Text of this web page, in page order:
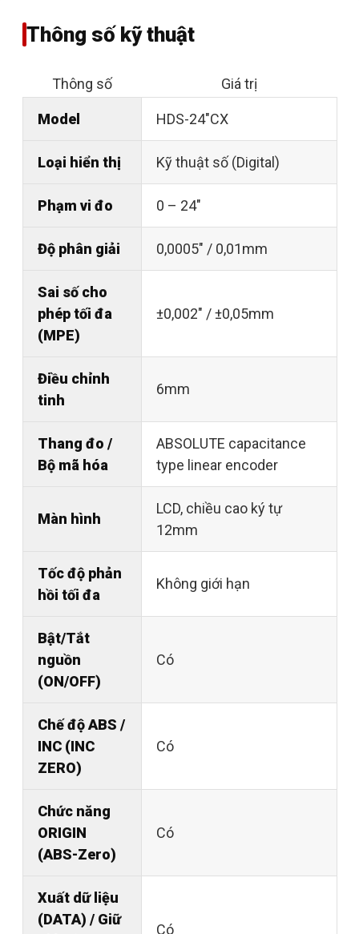
Thông số kỹ thuật
Thông số Giá trị
Model HDS-24"CX
Loại hiển thị Kỹ thuật số (Digital)
Phạm vi đo 0 – 24"
Độ phân giải 0,0005" / 0,01mm
Sai số cho
phép tối đa
(MPE)
±0,002" / ±0,05mm
Điều chỉnh
tinh
6mm
Thang đo /
Bộ mã hóa
ABSOLUTE capacitance
type linear encoder
Màn hình
LCD, chiều cao ký tự
12mm
Tốc độ phản
hồi tối đa
Không giới hạn
Bật/Tắt
nguồn
(ON/OFF)
Có
Chế độ ABS /
INC (INC
ZERO)
Có
Chức năng
ORIGIN
(ABS-Zero)
Có
Xuất dữ liệu
(DATA) / Giữ
Có